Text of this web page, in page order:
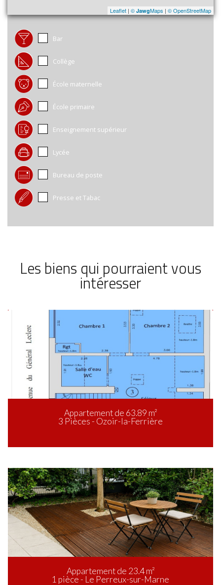
Leaflet | © JawgMaps | © OpenStreetMap
Bar
Collège
École maternelle
École primaire
Enseignement supérieur
Lycée
Bureau de poste
Presse et Tabac
Les biens qui pourraient vous
intéresser
Appartement de 63.89 m²
3 Pièces - Ozoir-la-Ferrière
Appartement de 23.4 m²
1 pièce - Le Perreux-sur-Marne